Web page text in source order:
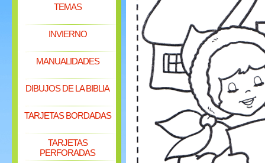
TEMAS
INVIERNO
MANUALIDADES
DIBUJOS DE LA BIBLIA
TARJETAS BORDADAS
TARJETAS
PERFORADAS